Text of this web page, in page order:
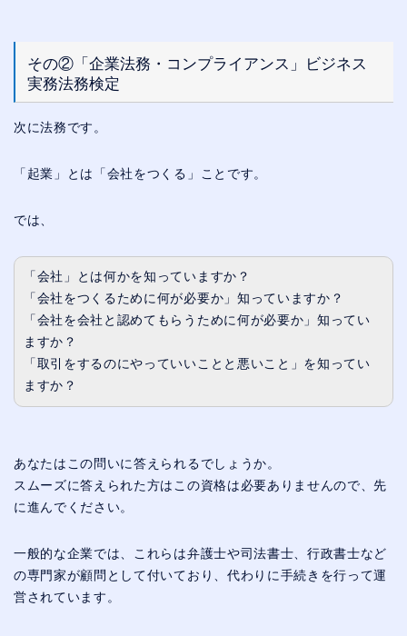
その②「企業法務・コンプライアンス」ビジネス
実務法務検定
次に法務です。
「起業」とは「会社をつくる」ことです。
では、
「会社」とは何かを知っていますか？
「会社をつくるために何が必要か」知っていますか？
「会社を会社と認めてもらうために何が必要か」知ってい
ますか？
「取引をするのにやっていいことと悪いこと」を知ってい
ますか？
あなたはこの問いに答えられるでしょうか。
スムーズに答えられた方はこの資格は必要ありませんので、先
に進んでください。
一般的な企業では、これらは弁護士や司法書士、行政書士など
の専門家が顧問として付いており、代わりに手続きを行って運
営されています。